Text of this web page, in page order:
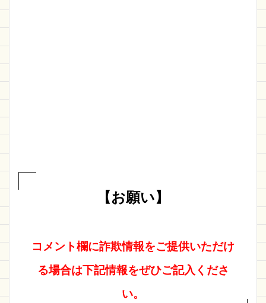
【お願い】
コメント欄に詐欺情報をご提供いただけ
る場合は下記情報をぜひご記入くださ
い。